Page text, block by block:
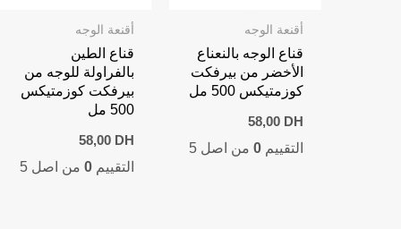
أقنعة الوجه
قناع الوجه بالنعناع
الأخضر من بيرفكت
كوزمتيكس 500 مل
58,00 DH
التقييم 0من اصل 5
أقنعة الوجه
قناع الطين
بالفراولة للوجه من
بيرفكت كوزمتيكس
500 مل
58,00 DH
التقييم0 من اصل 5